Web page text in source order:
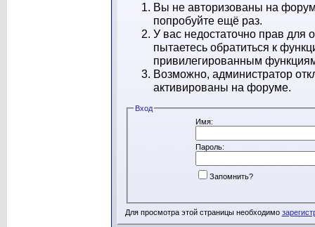
Вы не авторизованы на
попробуйте ещё раз.
У вас недостаточно прав для
пытаетесь обратиться к
привилегированным
Возможно, администратор
активированы на форуме.
Вход
Имя:
Пароль:
Запомнить?
Для просмотра этой страницы необходимо